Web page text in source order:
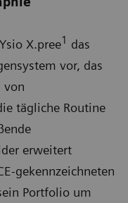
X.pree1 das
vor, das
von
tägliche Routine
erweitert
gekennzeichneten
Portfolio um